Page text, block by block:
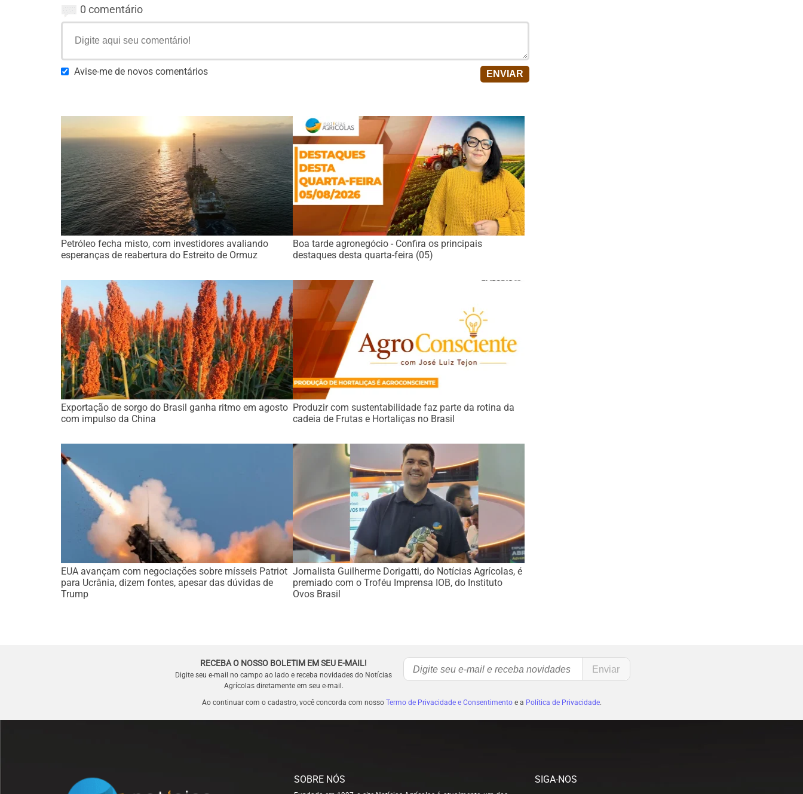
0 comentário
Avise-me de novos comentários
Petróleo fecha misto, com investidores avaliando
esperanças de reabertura do Estreito de Ormuz
Boa tarde agronegócio - Confira os principais
destaques desta quarta-feira (05)
Exportação de sorgo do Brasil ganha ritmo em agosto
com impulso da China
Produzir com sustentabilidade faz parte da rotina da
cadeia de Frutas e Hortaliças no Brasil
EUA avançam com negociações sobre mísseis Patriot
para Ucrânia, dizem fontes, apesar das dúvidas de
Trump
Jornalista Guilherme Dorigatti, do Notícias Agrícolas, é
premiado com o Troféu Imprensa IOB, do Instituto
Ovos Brasil
RECEBA O NOSSO BOLETIM EM SEU E-MAIL!
Digite seu e-mail no campo ao lado e receba novidades do Notícias
Agrícolas diretamente em seu e-mail.
Ao continuar com o cadastro, você concorda com nosso Termo de Privacidade e Consentimentoe a Política de Privacidade.
SOBRE NÓS SIGA-NOS